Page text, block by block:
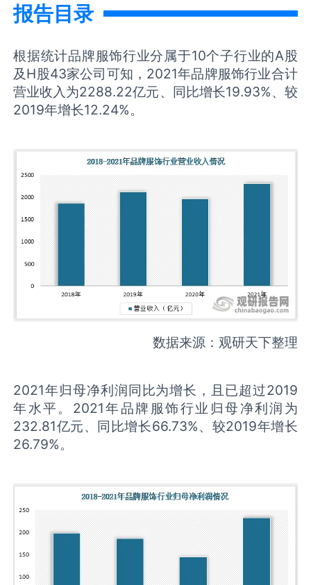
报告目录
根据统计品牌服饰行业分属于10个子行业的A股
及H股43家公司可知，2021年品牌服饰行业合计
营业收入为2288.22亿元、同比增长19.93%、较
2019年增长12.24%。
数据来源：观研天下整理
2021年归母净利润同比为增长，且已超过2019
年水平。2021年品牌服饰行业归母净利润为
232.81亿元、同比增长66.73%、较2019年增长
26.79%。